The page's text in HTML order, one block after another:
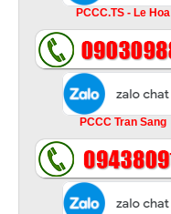
PCCC.TS - Le Hoa
PCCC Tran Sang